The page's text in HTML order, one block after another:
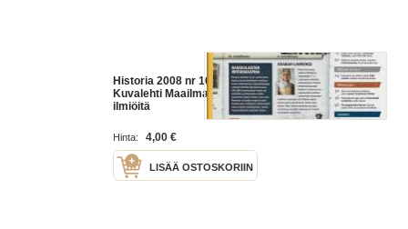
Historia 2008 nr 16 / Tieteen
Kuvalehti Maailmanhistorian
ilmiöitä
Hinta: 4,00 €
LISÄÄ OSTOSKORIIN